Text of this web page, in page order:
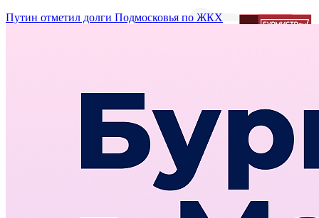
Путин отметил долги Подмосковья по ЖКХ